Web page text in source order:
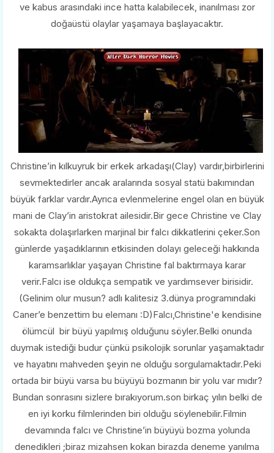
ve kabus arasındaki ince hatta kalabilecek, inanılması zor
doğaüstü olaylar yaşamaya başlayacaktır.
Christine’in kılkuyruk bir erkek arkadaşı(Clay) vardır,birbirlerini
sevmektedirler ancak aralarında sosyal statü bakımından
büyük farklar vardır.Ayrıca evlenmelerine engel olan en büyük
mani de Clay’in aristokrat ailesidir.Bir gece Christine ve Clay
sokakta dolaşırlarken marjinal bir falcı dikkatlerini çeker.Son
günlerde yaşadıklarının etkisinden dolayı geleceği hakkında
karamsarlıklar yaşayan Christine fal baktırmaya karar
verir.Falcı ise oldukça sempatik ve yardımsever birisidir.
(Gelinim olur musun? adlı kalitesiz 3.dünya programındaki
Caner’e benzettim bu elemanı :D)Falcı,Christine'e kendisine
ölümcül bir büyü yapılmış olduğunu söyler.Belki onunda
duymak istediği budur çünkü psikolojik sorunlar yaşamaktadır
ve hayatını mahveden şeyin ne olduğu sorgulamaktadır.Peki
ortada bir büyü varsa bu büyüyü bozmanın bir yolu var mıdır?
Bundan sonrasını sizlere bırakıyorum.son birkaç yılın belki de
en iyi korku filmlerinden biri olduğu söylenebilir.Filmin
devamında falcı ve Christine’in büyüyü bozma yolunda
denedikleri ;biraz mizahsen kokan birazda deneme yanılma